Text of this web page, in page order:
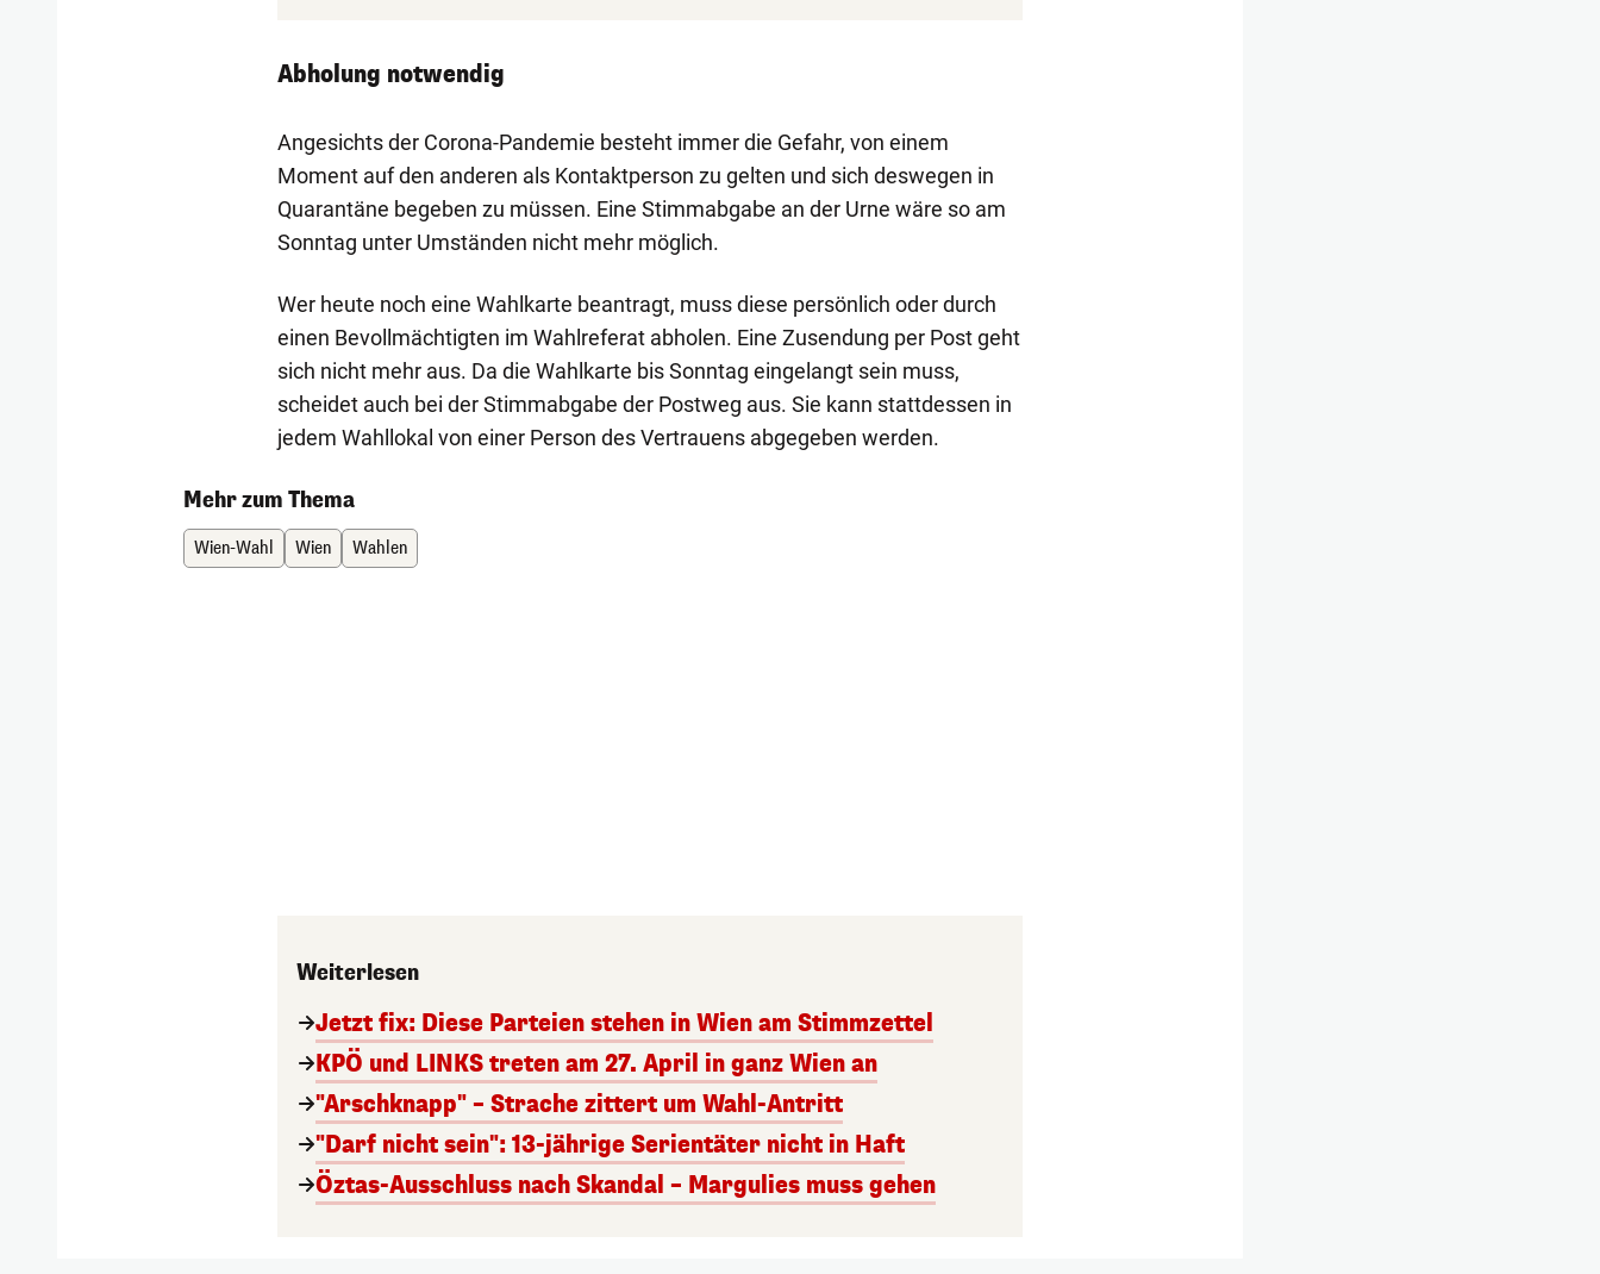
Abholung notwendig
Angesichts der Corona-Pandemie besteht immer die Gefahr, von einem
Moment auf den anderen als Kontaktperson zu gelten und sich deswegen in
Quarantäne begeben zu müssen. Eine Stimmabgabe an der Urne wäre so am
Sonntag unter Umständen nicht mehr möglich.
Wer heute noch eine Wahlkarte beantragt, muss diese persönlich oder durch
einen Bevollmächtigten im Wahlreferat abholen. Eine Zusendung per Post geht
sich nicht mehr aus. Da die Wahlkarte bis Sonntag eingelangt sein muss,
scheidet auch bei der Stimmabgabe der Postweg aus. Sie kann stattdessen in
jedem Wahllokal von einer Person des Vertrauens abgegeben werden.
Mehr zum Thema
Wien-Wahl Wien Wahlen
Weiterlesen
Jetzt fix: Diese Parteien stehen in Wien am Stimmzettel
KPÖ und LINKS treten am 27. April in ganz Wien an
"Arschknapp" – Strache zittert um Wahl-Antritt
"Darf nicht sein": 13-jährige Serientäter nicht in Haft
Öztas-Ausschluss nach Skandal – Margulies muss gehen